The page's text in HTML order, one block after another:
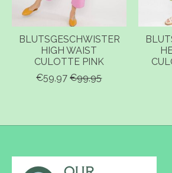
BLUTSGESCHWISTER
HIGH WAIST
CULOTTE PINK
€59,97 €99,95